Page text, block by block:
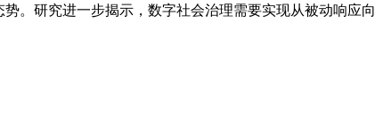
。研究进一步揭示，数字社会治理需要实现从被动响应向